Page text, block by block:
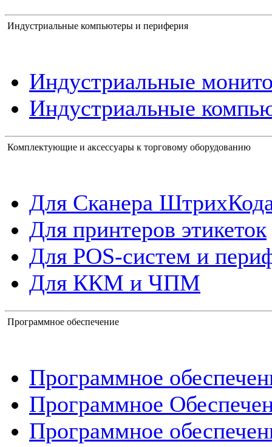
Индустриальные компьютеры и периферия
Индустриальные
Индустриальные
Комплектующие и аксессуары к торговому оборудованию
Для Сканера
Для принтеров этикеток
Для POS-систем и
Для ККМ и ЧПМ
Программное обеспечение
Программное
Программное
Программное